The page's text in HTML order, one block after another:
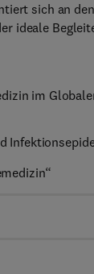
sich an
ideale
im